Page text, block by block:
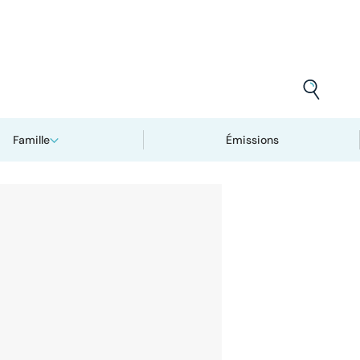
Famille Émissions